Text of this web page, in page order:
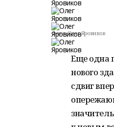
Фото: Олег Яровиков
Еще одна
нового
сдвиг